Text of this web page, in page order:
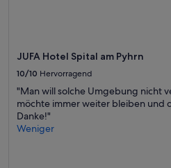
JUFA Hotel Spital am Pyhrn
10/10 Hervorragend
"Man will solche Umgebung nicht
möchte immer weiter bleiben und
Danke!"
Weniger